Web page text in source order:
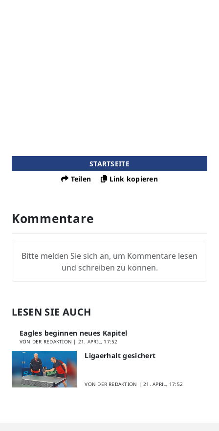
STARTSEITE
Teilen
Link kopieren
Kommentare
Bitte melden Sie sich an, um Kommentare lesen
und schreiben zu können.
LESEN SIE AUCH
Eagles beginnen neues Kapitel
VON DER REDAKTION | 21. APRIL, 17:52
Ligaerhalt gesichert
VON DER REDAKTION |21. APRIL, 17:52